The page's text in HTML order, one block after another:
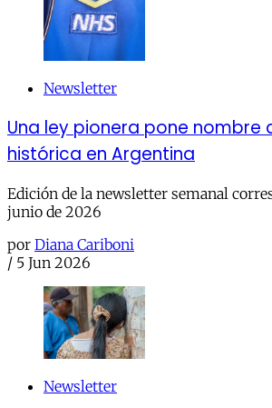
Newsletter
Una ley pionera pone nombre
histórica en Argentina
Edición de la newsletter semanal
junio de 2026
por Diana Cariboni
/ 5 Jun 2026
Newsletter